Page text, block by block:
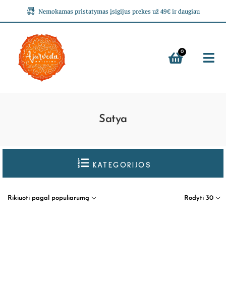
Nemokamas pristatymas įsigijus prekes už 49€ ir daugiau
0
Satya
KATEGORIJOS
Rodyti 30
Rikiuoti pagal populiarumą